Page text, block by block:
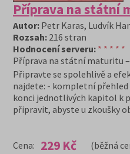
Příprava na státní
Autor: Petr Karas, Ludvík
Rozsah: 216 stran
Hodnocení serveru: * * * * *
Příprava na státní maturitu
Připravte se spolehlivě a
najdete: - kompletní
konci jednotlivých kapitol k
připravit, abyste u zkoušky
Cena: 229 Kč (běžná